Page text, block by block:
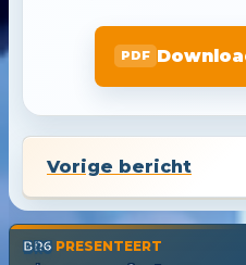
BR6PRESENTEERT
Vorige bericht